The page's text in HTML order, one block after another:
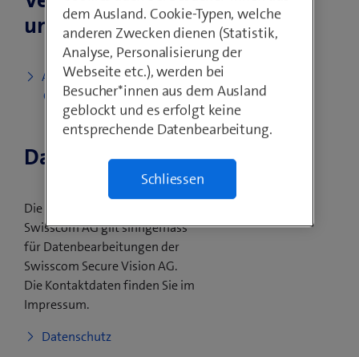
ungen
Allgemeine
Geschäftsbedingungen
Datenschutz
Die Datenschutzerklärung der
Swisscom AG gilt sinngemäss
für Datenbearbeitungen der
Swisscom Secure Vision AG.
Die Kontaktdaten finden Sie im
Impressum.
Datenschutz
dem Ausland. Cookie-Typen, welche
anderen Zwecken dienen (Statistik,
Analyse, Personalisierung der
Webseite etc.), werden bei
Besucher*innen aus dem Ausland
geblockt und es erfolgt keine
entsprechende Datenbearbeitung.
Schliessen